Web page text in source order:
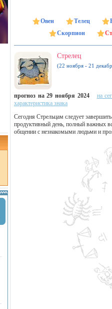
Овен Телец
Скорпион
Стрелец
(22 ноября - 21
прогноз на 29 ноября 2024
на
характеристика знака
Сегодня Стрельцам следует
продуктивный день, полный важных
общении с незнакомыми людьми и